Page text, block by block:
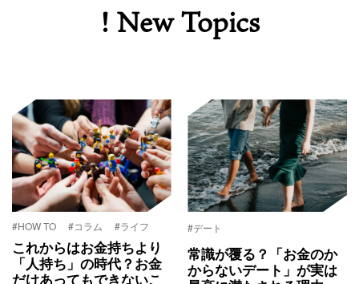
! New Topics
#HOW TO #コラム #ライフ
これからはお金持ちより
「人持ち」の時代？お金
だけあってもできないこ
#デート
常識が覆る？「お金のか
からないデート」が実は